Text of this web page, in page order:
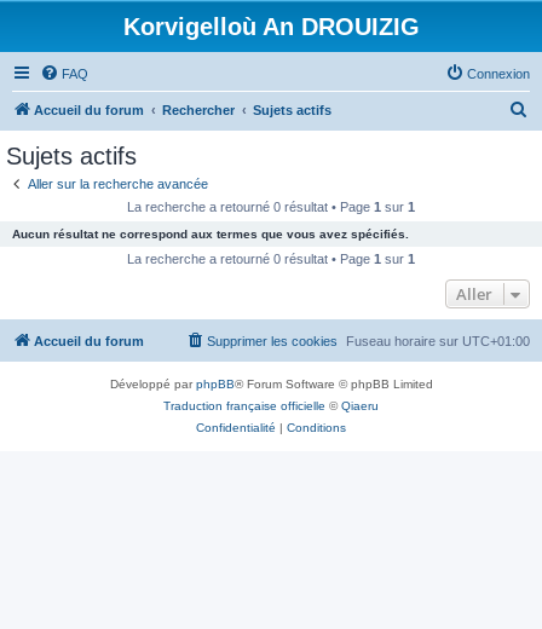
Korvigelloù An DROUIZIG
FAQ Connexion
Accueil du forum Rechercher Sujets actifs
c
e
Sujets actifs
Aller sur la recherche avancée
La recherche a retourné 0 résultat • Page 1 sur 1
Aucun résultat ne correspond aux termes que vous avez spécifiés.
La recherche a retourné 0 résultat • Page 1 sur 1
Aller
Accueil du forum Fuseau horaire sur UTC+01:00
Supprimer les cookies
Développé parphpBB® Forum Software © phpBB Limited
Traduction française officielle ©Qiaeru
Confidentialité | Conditions